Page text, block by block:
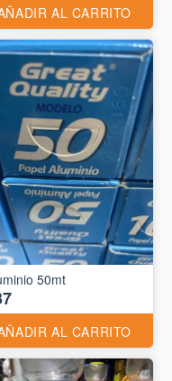
AL CARRITO
50mt
AL CARRITO